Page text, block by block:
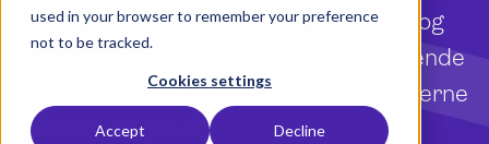
used in your browser to remember your preference
not to be tracked.
Cookies settings
Accept Decline
4B Arkitekter sælger timer, tegninger og
dokumenter og har brug for et omfattende
system tilpasset dem. Det har arkitekterne
i 4B fået af Milient.